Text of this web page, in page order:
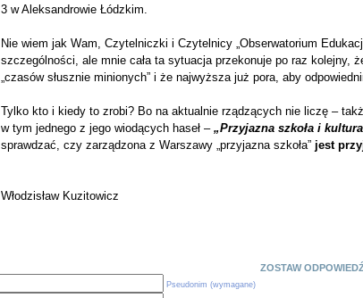
3 w Aleksandrowie Łódzkim.
Nie wiem jak Wam, Czytelniczki i Czytelnicy „Obserwatorium
szczególności, ale mnie cała ta sytuacja przekonuje po raz kolejny,
„czasów słusznie minionych” i że najwyższa już pora, aby
Tylko kto i kiedy to zrobi? Bo na aktualnie rządzących nie liczę –
w tym jednego z jego wiodących haseł – „Przyjazna szkoła i
sprawdzać, czy zarządzona z Warszawy „przyjazna szkoła” jest
Włodzisław Kuzitowicz
ZOSTAW
Pseudonim (wymagane)